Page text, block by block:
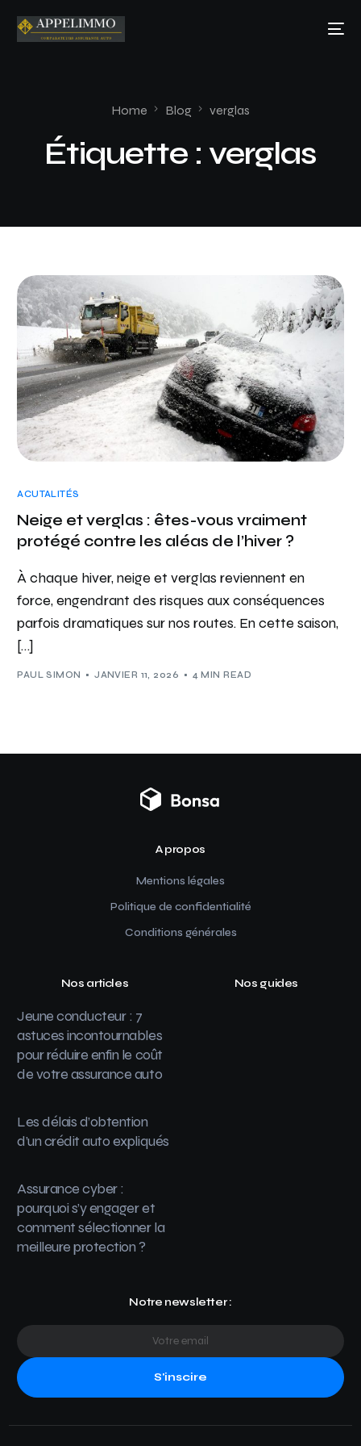
Home Blog verglas
Étiquette : verglas
ACUTALITÉS
Neige et verglas : êtes-vous vraiment
protégé contre les aléas de l’hiver ?
À chaque hiver, neige et verglas reviennent en
force, engendrant des risques aux conséquences
parfois dramatiques sur nos routes. En cette saison,
[…]
PAUL SIMON JANVIER 11, 2026 4 MIN READ
A propos
Mentions légales
Politique de confidentialité
Conditions générales
Nos articles
Jeune conducteur : 7
astuces incontournables
pour réduire enfin le coût
de votre assurance auto
Les délais d’obtention
d’un crédit auto expliqués
Assurance cyber :
pourquoi s’y engager et
comment sélectionner la
meilleure protection ?
Nos guides
Notre newsletter :
S'inscire